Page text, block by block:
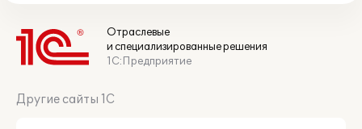
Отраслевые
и специализированные решения
1С:Предприятие
Другие сайты 1С